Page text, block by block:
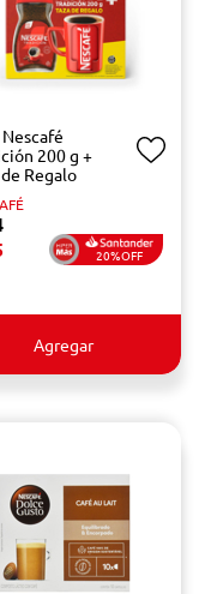
200 g +
Regalo
20%OFF
Agregar